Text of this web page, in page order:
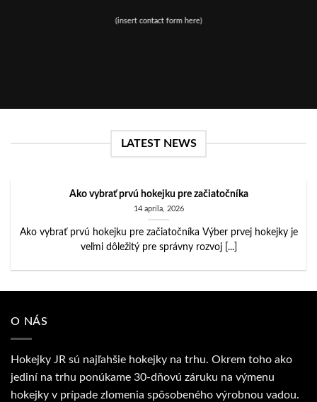
(insert contact form here)
LATEST NEWS
Ako vybrať prvú hokejku pre začiatočníka
14 apríla, 2026
Ako vybrať prvú hokejku pre začiatočníka Výber prvej hokejky je
veľmi dôležitý pre správny rozvoj [...]
O NÁS
Hokejky JR sú najľahšie hokejky na trhu. Okrem toho ako
jediní na trhu ponúkame 30-dňovú záruku na výmenu
hokejky v prípade zlomenia spôsobeného výrobnou vadou.